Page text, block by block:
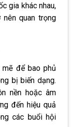
gia khác nhau,
quan trọng
để bao phủ
bị biến dạng.
nền hoặc âm
đến hiệu quả
các buổi hội